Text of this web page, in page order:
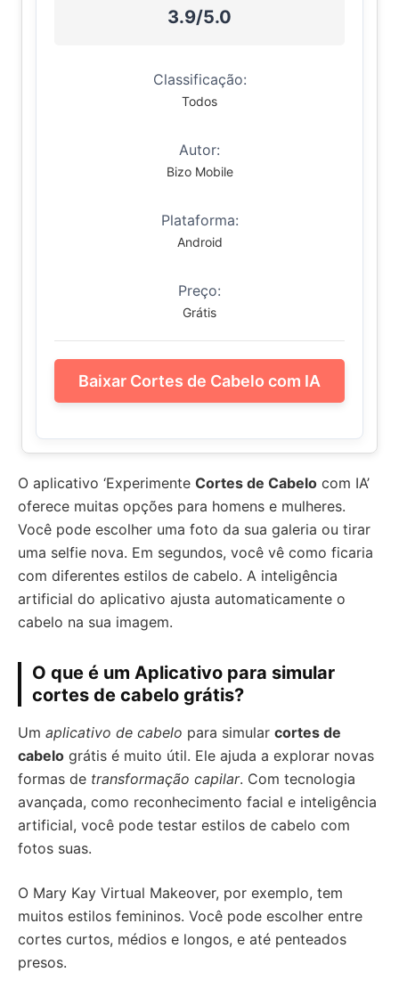
3.9/5.0
Classificação:
Todos
Autor:
Bizo Mobile
Plataforma:
Android
Preço:
Grátis
Baixar Cortes de Cabelo com IA
O aplicativo ‘Experimente Cortes de Cabelo com IA’
oferece muitas opções para homens e mulheres.
Você pode escolher uma foto da sua galeria ou tirar
uma selfie nova. Em segundos, você vê como ficaria
com diferentes estilos de cabelo. A inteligência
artificial do aplicativo ajusta automaticamente o
cabelo na sua imagem.
O que é um Aplicativo para simular
cortes de cabelo grátis?
Um aplicativo de cabelo para simular cortes de
cabelo grátis é muito útil. Ele ajuda a explorar novas
formas de transformação capilar. Com tecnologia
avançada, como reconhecimento facial e inteligência
artificial, você pode testar estilos de cabelo com
fotos suas.
O Mary Kay Virtual Makeover, por exemplo, tem
muitos estilos femininos. Você pode escolher entre
cortes curtos, médios e longos, e até penteados
presos.